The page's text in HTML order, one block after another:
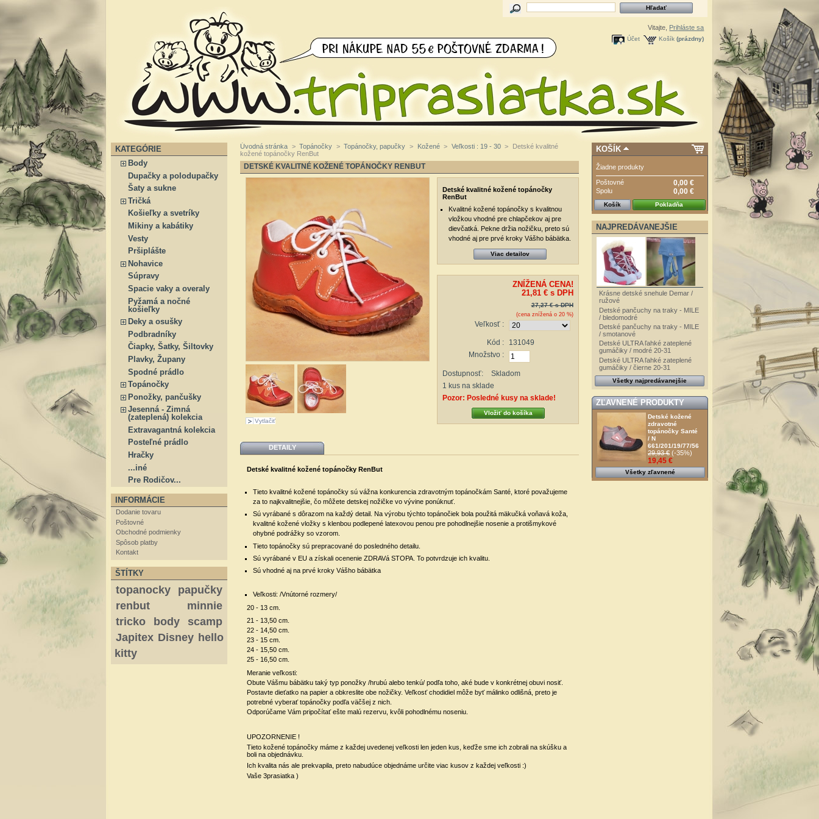
Vitajte, Prihláste sa
Košík (prázdny)
Účet
KATEGÓRIE
Body
Dupačky a polodupačky
Šaty a sukne
Tričká
Košieľky a svetríky
Mikiny a kabátiky
Vesty
Pršiplášte
Nohavice
Súpravy
Spacie vaky a overaly
Pyžamá a nočné
košieľky
Deky a osušky
Podbradníky
Čiapky, Šatky, Šiltovky
Plavky, Župany
Spodné prádlo
Topánočky
Ponožky, pančušky
Jesenná - Zimná
(zateplená) kolekcia
Extravagantná kolekcia
Posteľné prádlo
Hračky
...iné
Pre Rodičov...
INFORMÁCIE
Dodanie tovaru
Poštovné
Obchodné podmienky
Spôsob platby
Kontakt
ŠTÍTKY
topanocky
papučky
renbut
minnie
tricko
body
scamp
Japitex Disney hello
kitty
Úvodná stránka > Topánočky > Topánočky, papučky > Kožené > Veľkosti : 19 - 30 >
Detské kvalitné
kožené topánočky RenBut
DETSKÉ KVALITNÉ KOŽENÉ TOPÁNOČKY RENBUT
Vytlačiť
Detské kvalitné kožené topánočky
RenBut
Kvalitné kožené topánočky s kvalitnou
vložkou vhodné pre chlapčekov aj pre
dievčatká. Pekne držia nožičku, preto sú
vhodné aj pre prvé kroky Vášho bábätka.
Viac detailov
ZNÍŽENÁ CENA!
21,81 €s DPH
27,27 €s DPH
(cena znížená o 20%)
Veľkosť :
Kód :
131049
Množstvo :
Dostupnosť:
Skladom
1 kus na sklade
Pozor: Posledné kusy na sklade!
DETAILY
Detské kvalitné kožené topánočky RenBut
Tieto kvalitné kožené topánočky sú vážna konkurencia zdravotným topánočkám Santé, ktoré považujeme
za to najkvalitnejšie, čo môžete detskej nožičke vo vývine ponúknuť.
Sú vyrábané s dôrazom na každý detail. Na výrobu týchto topánočiek bola použitá mäkučká voňavá koža,
kvalitné kožené vložky s klenbou podlepené latexovou penou pre pohodlnejšie nosenie a protišmykové
ohybné podrážky so vzorom.
Tieto topánočky sú prepracované do posledného detailu.
Sú vyrábané v EU a získali ocenenie ZDRAVá STOPA. To potvrdzuje ich kvalitu.
Sú vhodné aj na prvé kroky Vášho bábätka
Veľkosti: /Vnútorné rozmery/
20 - 13 cm.
21 - 13,50 cm.
22 - 14,50 cm.
23 - 15 cm.
24 - 15,50 cm.
25 - 16,50 cm.
Meranie veľkosti:
Obute Vášmu bábätku taký typ ponožky /hrubú alebo tenkú/ podľa toho, aké bude v konkrétnej obuvi nosiť.
Postavte dieťatko na papier a obkreslite obe nožičky. Veľkosť chodidiel môže byť málinko odlišná, preto je
potrebné vyberať topánočky podľa väčšej z nich.
Odporúčame Vám pripočítať ešte malú rezervu, kvôli pohodlnému noseniu.
UPOZORNENIE !
Tieto kožené topánočky máme z každej uvedenej veľkosti len jeden kus, keďže sme ich zobrali na skúšku a
boli na objednávku.
Ich kvalita nás ale prekvapila, preto nabudúce objednáme určite viac kusov z každej veľkosti :)
Vaše 3prasiatka )
KOŠÍK
Žiadne produkty
Poštovné 0,00 €
Spolu 0,00 €
Košík Pokladňa
NAJPREDÁVANEJŠIE
Krásne detské snehule Demar /
ružové
Detské pančuchy na traky - MILE
/ bledomodré
Detské pančuchy na traky - MILE
/ smotanové
Detské ULTRA ľahké zateplené
gumáčiky / modré 20-31
Detské ULTRA ľahké zateplené
gumáčiky / čierne 20-31
Všetky najpredávanejšie
ZĽAVNENÉ PRODUKTY
Detské kožené
zdravotné
topánočky Santé
/ N
661/201/19/77/56
29,93 € (-35%)
19,45 €
Všetky zľavnené